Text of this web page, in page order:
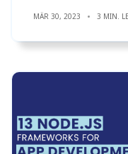
MÄR 30, 2023 3 MIN.